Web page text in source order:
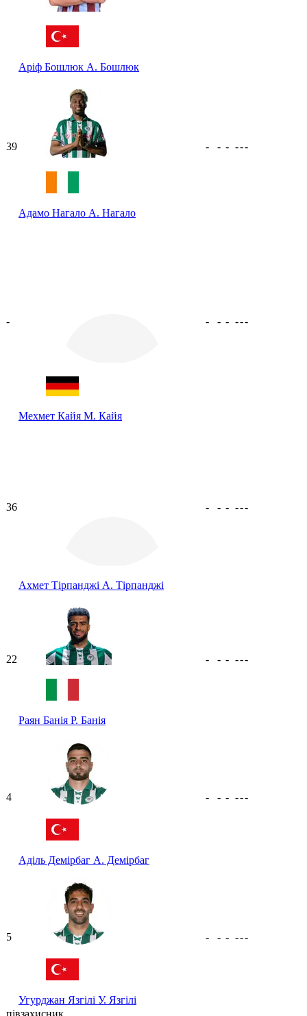
Аріф Бошлюк А. Бошлюк
39
Адамо Нагало А. Нагало
- - - ---
-
Мехмет Кайя М. Кайя
- - - ---
36
Ахмет Тірпанджі А. Тірпанджі
- - - ---
22
Раян Банія Р. Банія
- - - ---
4
Аділь Демірбаг А. Демірбаг
- - - ---
5
Угурджан Язгілі У. Язгілі
- - - ---
півзахисник